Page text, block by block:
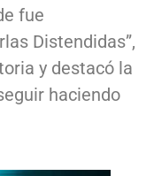
fue
Distendidas”,
y destacó la
haciendo